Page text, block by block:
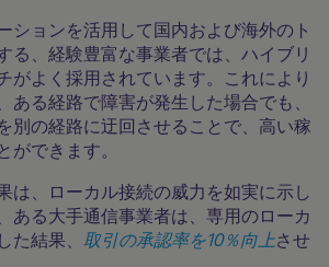
ションを活用して国内および海外のト
る、経験豊富な事業者では、ハイブリ
がよく採用されています。これにより
ある経路で障害が発生した場合でも、
別の経路に迂回させることで、高い稼
ができます。
は、ローカル接続の威力を如実に示し
ある大手通信事業者は、専用のローカ
た結果、 取引の承認率を10％向上させ